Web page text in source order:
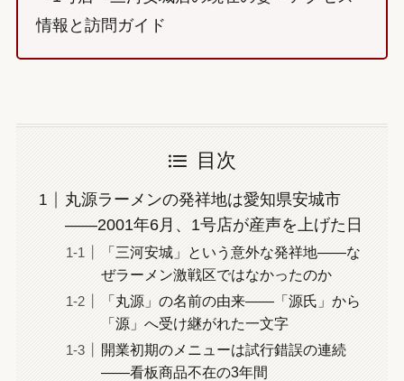
情報と訪問ガイド
目次
丸源ラーメンの発祥地は愛知県安城市
——2001年6月、1号店が産声を上げた日
「三河安城」という意外な発祥地——な
ぜラーメン激戦区ではなかったのか
「丸源」の名前の由来——「源氏」から
「源」へ受け継がれた一文字
開業初期のメニューは試行錯誤の連続
——看板商品不在の3年間